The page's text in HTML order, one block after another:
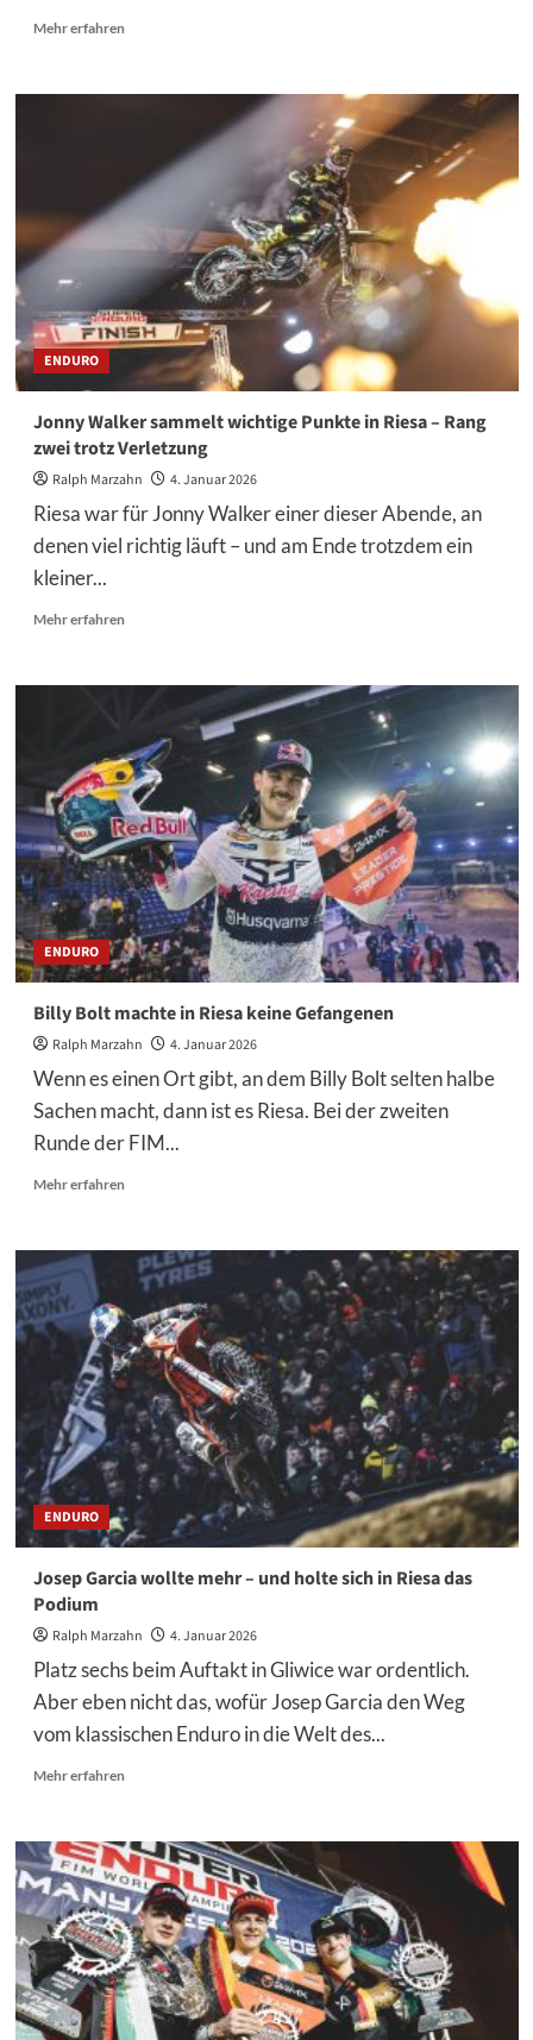
Mehr erfahrenMehr
Manuel
Riesa
genau
was
zählt
ENDURO
Jonny Walker sammelt wichtige Punkte in Riesa – Rang
zwei trotz Verletzung
Ralph Marzahn 4. Januar 2026
Riesa war für Jonny Walker einer dieser Abende, an
denen viel richtig läuft – und am Ende trotzdem ein
kleiner...
Mehr erfahrenMehr
Jonny
wichtige
Punkte
in
Riesa
–
Rang
zwei
trotz
Verletzung
ENDURO
Billy Bolt machte in Riesa keine Gefangenen
Ralph Marzahn 4. Januar 2026
Wenn es einen Ort gibt, an dem Billy Bolt selten halbe
Sachen macht, dann ist es Riesa. Bei der zweiten
Runde der FIM...
Mehr erfahrenMehr
Billy
Bolt
machte
in
Riesa
keine
Gefangenen
ENDURO
Josep Garcia wollte mehr – und holte sich in Riesa das
Podium
Ralph Marzahn 4. Januar 2026
Platz sechs beim Auftakt in Gliwice war ordentlich.
Aber eben nicht das, wofür Josep Garcia den Weg
vom klassischen Enduro in die Welt des...
Mehr erfahrenMehr
Josep
Garcia
wollte
mehr
–
und
holte
sich
in